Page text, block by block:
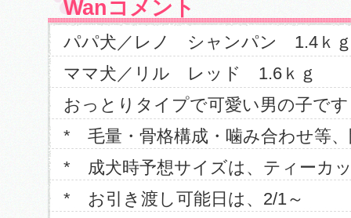
Wanコメント
パパ犬／レノ シャンパン 1.4ｋ
ママ犬／リル レッド 1.6ｋｇ
おっとりタイプで可愛い男の子で
* 毛量・骨格構成・噛み合わせ等
* 成犬時予想サイズは、ティーカ
* お引き渡し可能日は、2/1～